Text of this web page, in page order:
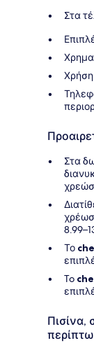
Στα
Χρήση
Στα
Το
To
Πισίνα,